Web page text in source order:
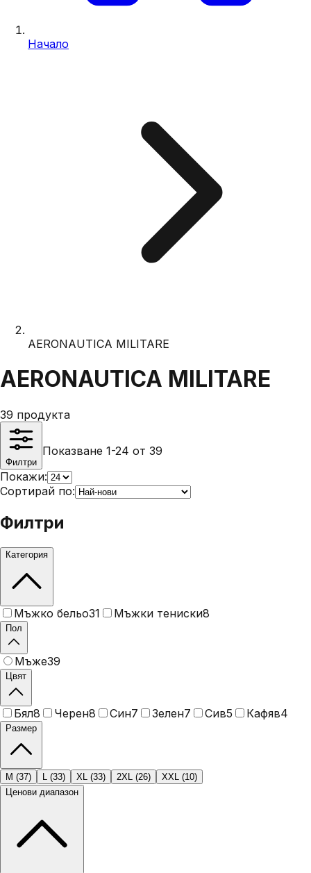
Начало
AERONAUTICA MILITARE
AERONAUTICA MILITARE
39 продукта
Филтри
Показване 1-24 от 39
Покажи:
Сортирай по:
Филтри
Категория
Мъжко бельо31 Мъжки тениски8
Пол
Мъже39
Цвят
Бял8 Черен8 Син7 Зелен7 Сив5 Кафяв4
Размер
M (37) L (33) XL (33) 2XL (26) XXL (10)
Ценови диапазон